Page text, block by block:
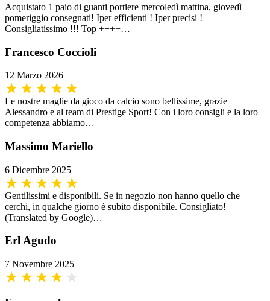
Acquistato 1 paio di guanti portiere mercoledì mattina, giovedì
pomeriggio consegnati! Iper efficienti ! Iper precisi !
Consigliatissimo !!! Top ++++…
Francesco Coccioli
12 Marzo 2026
Le nostre maglie da gioco da calcio sono bellissime, grazie
Alessandro e al team di Prestige Sport! Con i loro consigli e la loro
competenza abbiamo…
Massimo Mariello
6 Dicembre 2025
Gentilissimi e disponibili. Se in negozio non hanno quello che
cerchi, in qualche giorno è subito disponibile. Consigliato!
(Translated by Google)…
Erl Agudo
7 Novembre 2025